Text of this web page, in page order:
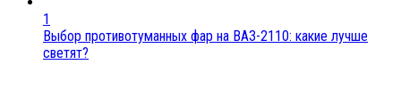
1
Выбор противотуманных фар на ВАЗ-2110: какие лучше
светят?